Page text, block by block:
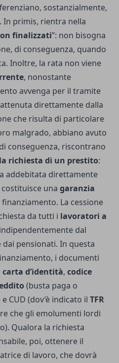
sostanzialmente,
primis, rientra nella
finalizzati”: non bisogna
di conseguenza, quando
Inoltre, la rata non viene
, nonostante
avvenga per il tramite
direttamente dalla
che risulta di particolare
malgrado, abbiano avuto
conseguenza, riscontrano
richiesta di un prestito:
addebitata direttamente
una garanzia
La cessione
da tutti i lavoratori a
dal
pensionati. In questa
i documenti
carta d’identità, codice
(busta paga o
CUD (dov’è indicato il TFR
che gli emolumenti lordi
Qualora la richiesta
poi, ottenere il
di lavoro, che dovrà